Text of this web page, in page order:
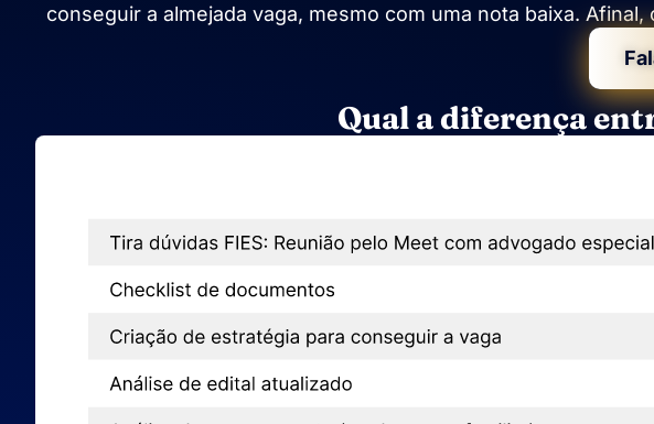
conseguir a almejada vaga, mesmo com uma nota baixa.
Qual a diferença